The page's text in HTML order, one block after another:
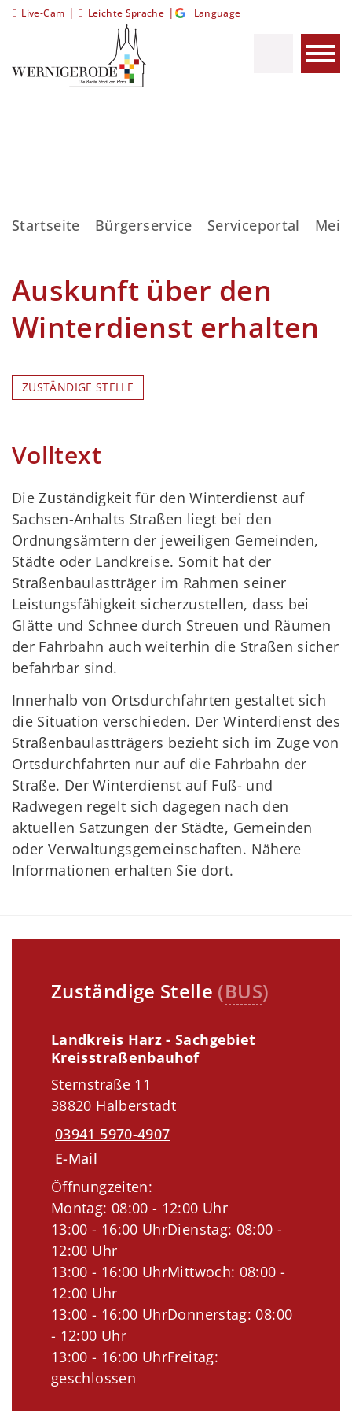
Live-Cam | Leichte Sprache | Language
Startseite Bürgerservice Serviceportal
Auskunft über den
Winterdienst erhalten
ZUSTÄNDIGE STELLE
Volltext
Die Zuständigkeit für den Winterdienst auf
Sachsen-Anhalts Straßen liegt bei den
Ordnungsämtern der jeweiligen Gemeinden,
Städte oder Landkreise. Somit hat der
Straßenbaulastträger im Rahmen seiner
Leistungsfähigkeit sicherzustellen, dass bei
Glätte und Schnee durch Streuen und Räumen
der Fahrbahn auch weiterhin die Straßen sicher
befahrbar sind.
Innerhalb von Ortsdurchfahrten gestaltet sich
die Situation verschieden. Der Winterdienst des
Straßenbaulastträgers bezieht sich im Zuge von
Ortsdurchfahrten nur auf die Fahrbahn der
Straße. Der Winterdienst auf Fuß- und
Radwegen regelt sich dagegen nach den
aktuellen Satzungen der Städte, Gemeinden
oder Verwaltungsgemeinschaften. Nähere
Informationen erhalten Sie dort.
Zuständige Stelle (BUS)
Landkreis Harz - Sachgebiet
Kreisstraßenbauhof
Sternstraße 11
38820 Halberstadt
03941 5970-4907
E-Mail
Öffnungzeiten:
Montag: 08:00 - 12:00 Uhr
13:00 - 16:00 UhrDienstag: 08:00 -
12:00 Uhr
13:00 - 16:00 UhrMittwoch: 08:00 -
12:00 Uhr
13:00 - 16:00 UhrDonnerstag: 08:00
- 12:00 Uhr
13:00 - 16:00 UhrFreitag:
geschlossen